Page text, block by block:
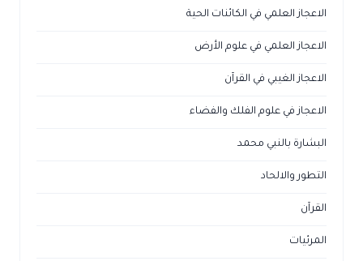
الاعجاز العلمي في الكائنات الحية
الاعجاز العلمي في علوم الأرض
الاعجاز الغيبي في القرآن
الاعجاز في علوم الفلك والفضاء
البشارة بالنبي محمد
التطور والالحاد
القرآن
المرئيات